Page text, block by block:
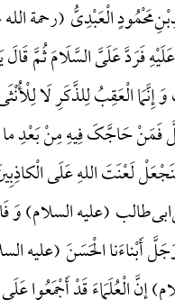
الْعَبْدِیُّ (رحمة
فَرَدَّ عَلَیَّ السَّلَامَ ثُمَّ
إِنَّمَا الْعَقِبُ لِلذَّکَرِ لَا
حَاجَّکَ فِیهِ مِنْ بَعْدِ ما
لَعْنَتَ اللهِ عَلَی
(علیه السلام)
أَبْناءَنا الْحَسَنَ (علیه
إِنَّ الْعُلَمَاءَ قَدْ أَجْمَعُوا